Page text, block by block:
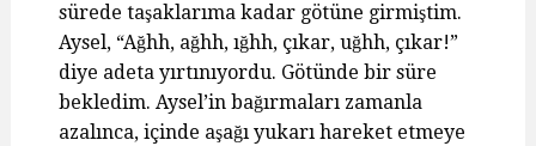
sürede taşaklarıma kadar götüne girmiştim.
Aysel, “Ağhh, ağhh, ığhh, çıkar, uğhh, çıkar!”
diye adeta yırtınıyordu. Götünde bir süre
bekledim. Aysel’in bağırmaları zamanla
azalınca, içinde aşağı yukarı hareket etmeye